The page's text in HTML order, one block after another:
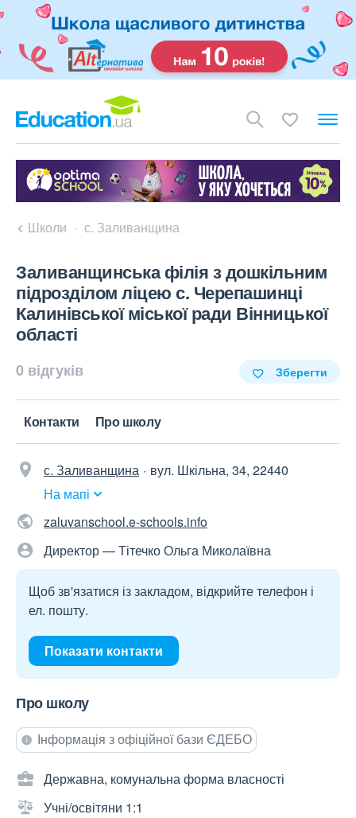
Школи с. Заливанщина
Заливанщинська філія з дошкільним
підрозділом ліцею с. Черепашинці
Калинівської міської ради Вінницької
області
0 відгуків Зберегти
Контакти Про школу
с. Заливанщина
вул. Шкільна, 34, 22440
На мапі
zaluvanschool.e-schools.info
Директор — Тітечко Ольга Миколаївна
Щоб зв'язатися із закладом, відкрийте телефон і
ел. пошту.
Показати контакти
Про школу
Інформація з офіційної бази ЄДЕБО
Державна, комунальна форма власності
Учні/освітяни 1:1